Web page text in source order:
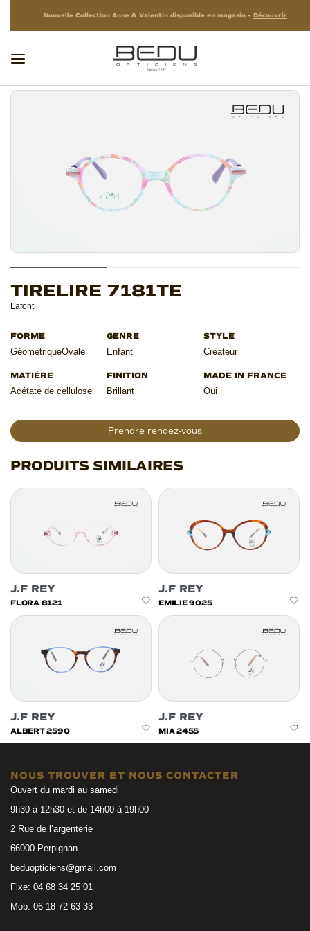
Nouvelle Collection Anne & Valentin disponible en magasin – Découvrir
TIRELIRE 7181TE
Lafont
GéométriqueOvale Enfant Créateur
Acétate de cellulose Brillant Oui
Prendre rendez-vous
PRODUITS SIMILAIRES
J.F REY
FLORA 8121
J.F REY
EMILIE 9025
J.F REY
ALBERT 2590
J.F REY
MIA 2455
NOUS TROUVER ET NOUS CONTACTER
Ouvert du mardi au samedi
9h30 à 12h30 et de 14h00 à 19h00
2 Rue de l’argenterie
66000 Perpignan
beduopticiens@gmail.com
Fixe: 04 68 34 25 01
Mob: 06 18 72 63 33